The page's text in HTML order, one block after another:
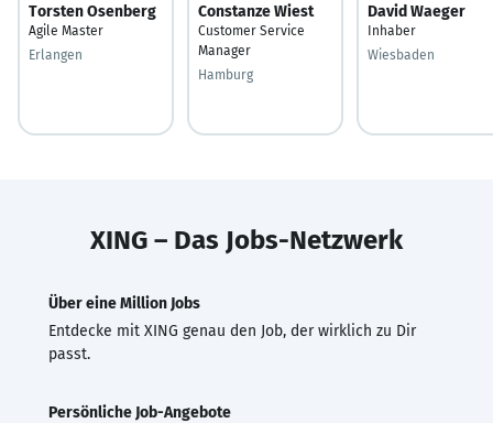
Torsten Osenberg
Agile Master
Erlangen
Constanze Wiest
Customer Service
Manager
Hamburg
David Waeger
Inhaber
Wiesbaden
XING – Das Jobs-Netzwerk
Über eine Million Jobs
Entdecke mit XING genau den Job, der wirklich zu Dir
passt.
Persönliche Job-Angebote